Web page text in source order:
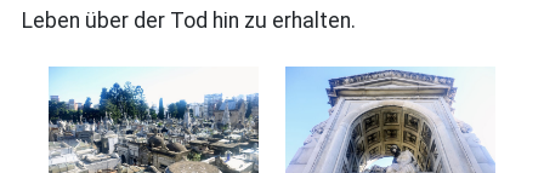
Leben über der Tod hin zu erhalten.